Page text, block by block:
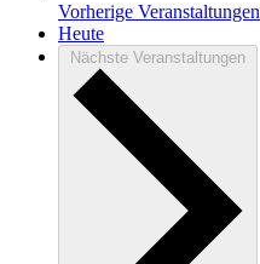
Vorherige Veranstaltungen
Heute
Nächste Veranstaltungen